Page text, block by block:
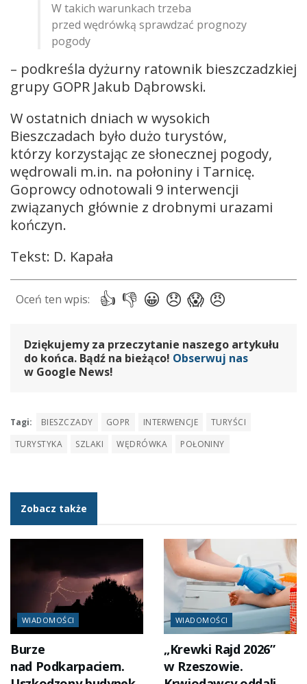
W takich warunkach trzeba
przed wędrówką sprawdzać prognozy
pogody
– podkreśla dyżurny ratownik bieszczadzkiej
grupy GOPR Jakub Dąbrowski.
W ostatnich dniach w wysokich
Bieszczadach było dużo turystów,
którzy korzystając ze słonecznej pogody,
wędrowali m.in. na połoniny i Tarnicę.
Goprowcy odnotowali 9 interwencji
związanych głównie z drobnymi urazami
kończyn.
Tekst: D. Kapała
Dziękujemy za przeczytanie naszego artykułu
do końca. Bądź na bieżąco! Obserwuj nas
w Google News!
Tagi: BIESZCZADY GOPR INTERWENCJE
TURYŚCI
TURYSTYKA
SZLAKI WĘDRÓWKA POŁONINY
Zobacz także
WIADOMOŚCI
Burze
nad Podkarpaciem.
WIADOMOŚCI
„Krewki Rajd 2026”
w Rzeszowie.